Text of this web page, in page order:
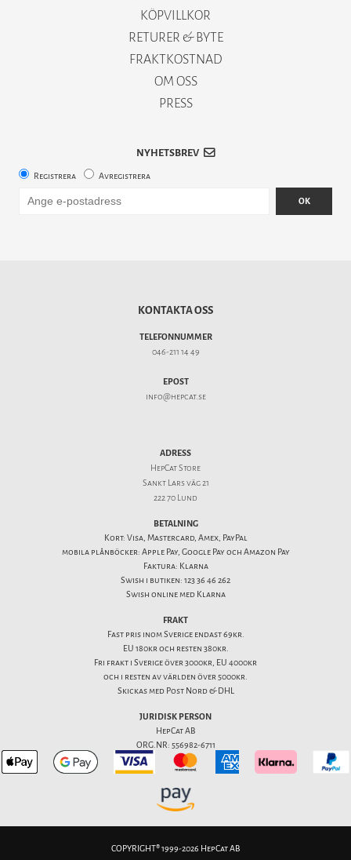
KÖPVILLKOR
RETURER & BYTE
FRAKTKOSTNAD
OM OSS
PRESS
NYHETSBREV
Registrera Avregistrera
OK
KONTAKTA OSS
TELEFONNUMMER
046-211 14 49
EPOST
info@hepcat.se
ADRESS
HepCat Store
Sankt Lars väg 21
222 70 Lund
BETALNING
Kort: Visa, Mastercard, Amex, PayPal
mobila plånböcker: Apple Pay, Google Pay och Amazon Pay
Faktura: Klarna
Swish i butiken: 123 36 46 262
Swish online med Klarna
FRAKT
Fast pris inom Sverige endast 69kr.
EU 180kr och resten 380kr.
Fri frakt i Sverige över 3000kr, EU 4000kr
och i resten av världen över 5000kr.
Skickas med Post Nord & DHL
JURIDISK PERSON
HepCat AB
ORG.NR: 556982-6711
COPYRIGHT® 1999-2026 HepCat AB